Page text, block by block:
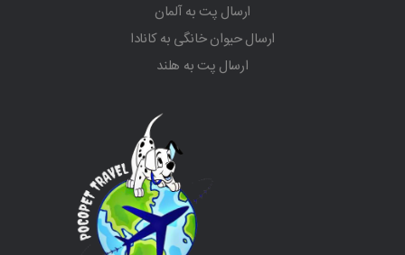
ارسال پت به آلمان
ارسال حیوان خانگی به کانادا
ارسال پت به هلند